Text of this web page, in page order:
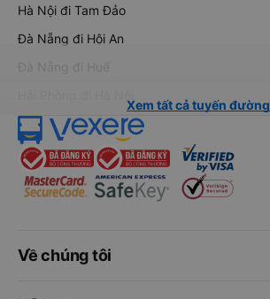
Hà Nội đi Tam Đảo
Đà Nẵng đi Hội An
Đà Nẵng đi Huế
Xem tất cả tuyến đường
Về chúng tôi